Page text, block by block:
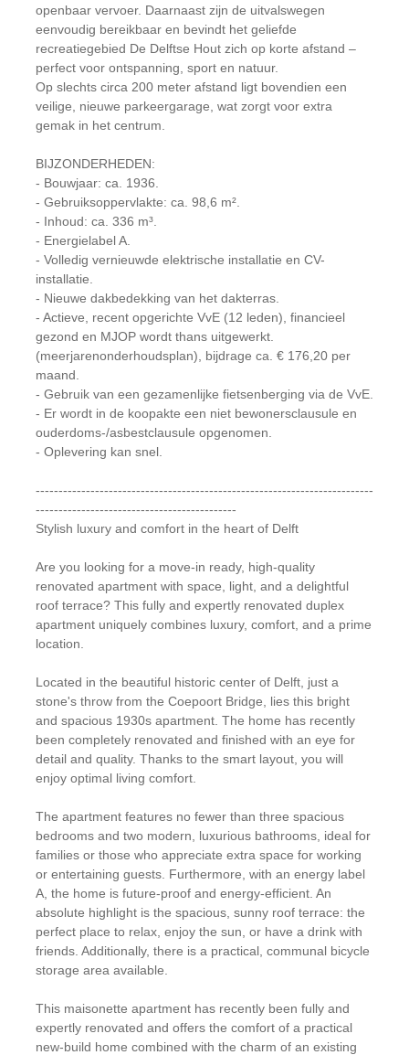
openbaar vervoer. Daarnaast zijn de uitvalswegen
eenvoudig bereikbaar en bevindt het geliefde
recreatiegebied De Delftse Hout zich op korte afstand –
perfect voor ontspanning, sport en natuur.
Op slechts circa 200 meter afstand ligt bovendien een
veilige, nieuwe parkeergarage, wat zorgt voor extra
gemak in het centrum.
BIJZONDERHEDEN:
- Bouwjaar: ca. 1936.
- Gebruiksoppervlakte: ca. 98,6 m².
- Inhoud: ca. 336 m³.
- Energielabel A.
- Volledig vernieuwde elektrische installatie en CV-
installatie.
- Nieuwe dakbedekking van het dakterras.
- Actieve, recent opgerichte VvE (12 leden), financieel
gezond en MJOP wordt thans uitgewerkt.
(meerjarenonderhoudsplan), bijdrage ca. € 176,20 per
maand.
- Gebruik van een gezamenlijke fietsenberging via de VvE.
- Er wordt in de koopakte een niet bewonersclausule en
ouderdoms-/asbestclausule opgenomen.
- Oplevering kan snel.
--------------------------------------------------------------------------
--------------------------------------------
Stylish luxury and comfort in the heart of Delft
Are you looking for a move-in ready, high-quality
renovated apartment with space, light, and a delightful
roof terrace? This fully and expertly renovated duplex
apartment uniquely combines luxury, comfort, and a prime
location.
Located in the beautiful historic center of Delft, just a
stone's throw from the Coepoort Bridge, lies this bright
and spacious 1930s apartment. The home has recently
been completely renovated and finished with an eye for
detail and quality. Thanks to the smart layout, you will
enjoy optimal living comfort.
The apartment features no fewer than three spacious
bedrooms and two modern, luxurious bathrooms, ideal for
families or those who appreciate extra space for working
or entertaining guests. Furthermore, with an energy label
A, the home is future-proof and energy-efficient. An
absolute highlight is the spacious, sunny roof terrace: the
perfect place to relax, enjoy the sun, or have a drink with
friends. Additionally, there is a practical, communal bicycle
storage area available.
This maisonette apartment has recently been fully and
expertly renovated and offers the comfort of a practical
new-build home combined with the charm of an existing